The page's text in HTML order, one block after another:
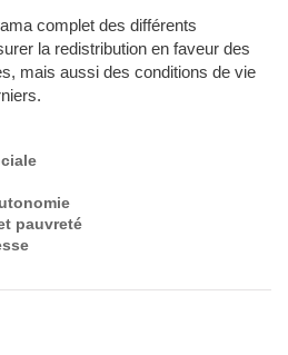
complet des différents
la redistribution en faveur des
mais aussi des conditions de vie
pauvreté